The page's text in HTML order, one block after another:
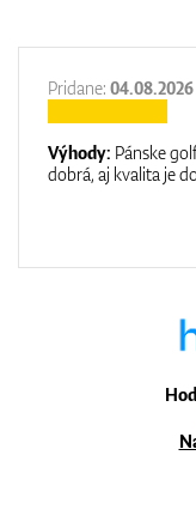
Pridane: 04.08.2026
Výhody: Pánske
dobrá, aj kvalita je